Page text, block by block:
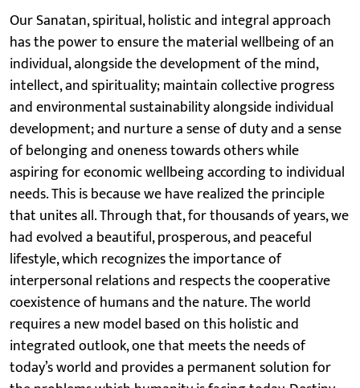
Our Sanatan, spiritual, holistic and integral approach
has the power to ensure the material wellbeing of an
individual, alongside the development of the mind,
intellect, and spirituality; maintain collective progress
and environmental sustainability alongside individual
development; and nurture a sense of duty and a sense
of belonging and oneness towards others while
aspiring for economic wellbeing according to individual
needs. This is because we have realized the principle
that unites all. Through that, for thousands of years, we
had evolved a beautiful, prosperous, and peaceful
lifestyle, which recognizes the importance of
interpersonal relations and respects the cooperative
coexistence of humans and the nature. The world
requires a new model based on this holistic and
integrated outlook, one that meets the needs of
today’s world and provides a permanent solution for